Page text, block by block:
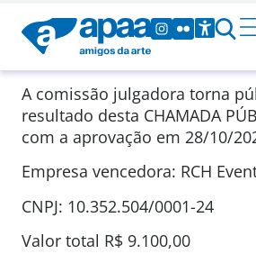
A comissão julgadora torna
resultado desta CHAMADA
com a aprovação em 28/10/
Empresa vencedora: RCH
CNPJ: 10.352.504/0001-24
Valor total R$ 9.100,00